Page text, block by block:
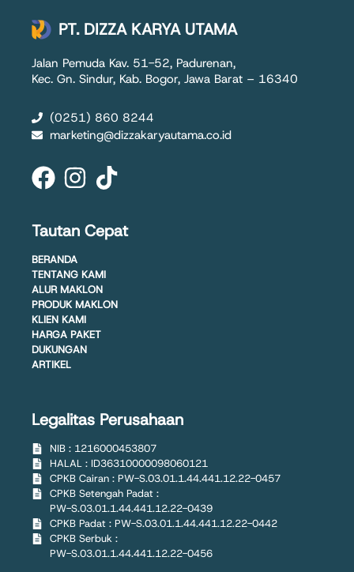
PT. DIZZA KARYA UTAMA
Jalan Pemuda Kav. 51-52, Padurenan,
Kec. Gn. Sindur, Kab. Bogor, Jawa Barat – 16340
(0251) 860 8244
marketing@dizzakaryautama.co.id
Tautan Cepat
BERANDA
TENTANG KAMI
ALUR MAKLON
PRODUK MAKLON
KLIEN KAMI
HARGA PAKET
DUKUNGAN
ARTIKEL
Legalitas Perusahaan
NIB : 1216000453807
HALAL : ID36310000098060121
CPKB Cairan : PW-S.03.01.1.44.441.12.22-0457
CPKB Setengah Padat :
PW-S.03.01.1.44.441.12.22-0439
CPKB Padat : PW-S.03.01.1.44.441.12.22-0442
CPKB Serbuk :
PW-S.03.01.1.44.441.12.22-0456